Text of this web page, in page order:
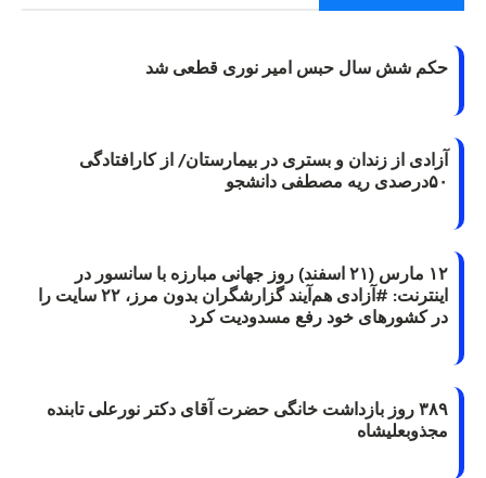
حکم شش سال حبس امیر نوری قطعی شد
آزادی از زندان و بستری در بیمارستان/ از کارافتادگی
۵۰درصدی ریه مصطفی دانشجو
۱۲ مارس (۲۱ اسفند) روز جهانی مبارزه با سانسور در
اینترنت: #آزادی هم‌آیند گزارشگران‌ بدون مرز، ۲۲ سایت را
در کشورهای خود رفع مسدودیت کرد
۳۸۹ روز بازداشت خانگی حضرت آقای دکتر نورعلی تابنده
مجذوبعلیشاه